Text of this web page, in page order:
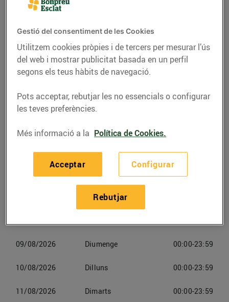
Adreça
Ctra. de Terrassa a Olesa de Montserrat, s/n
(08232) Viladecavalls
Horaris Esclatoil Viladecavalls
Divendres
09/08/2026 Diumenge 00:00-23:59
10/08/2026 Dilluns 00:00-23:59
11/08/2026 Dimarts 00:00-23:59
Gestió del consentiment de les Cookies
Utilitzem cookies pròpies i de tercers per mesurar l’ús
del web i mostrar publicitat basada en un perfil
segons els teus hàbits de navegació.
Pots acceptar, rebutjar les no essencials o configurar
les teves preferències.
Més informació a la Política de Cookies.
Configurar
Rebutjar
Acceptar